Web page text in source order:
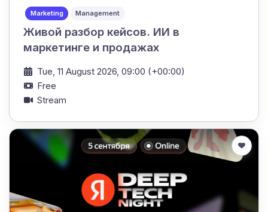
Marketing Management
Живой разбор кейсов. ИИ в
маркетинге и продажах
Tue, 11 August 2026, 09:00 (+00:00)
Free
Stream